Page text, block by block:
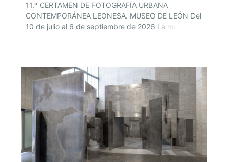
11.º CERTAMEN DE FOTOGRAFÍA URBANA
CONTEMPORÁNEA LEONESA. MUSEO DE LEÓN Del
10 de julio al 6 de septiembre de 2026 La muestra,
septiembre y reúne las obras seleccionadas en…[…]